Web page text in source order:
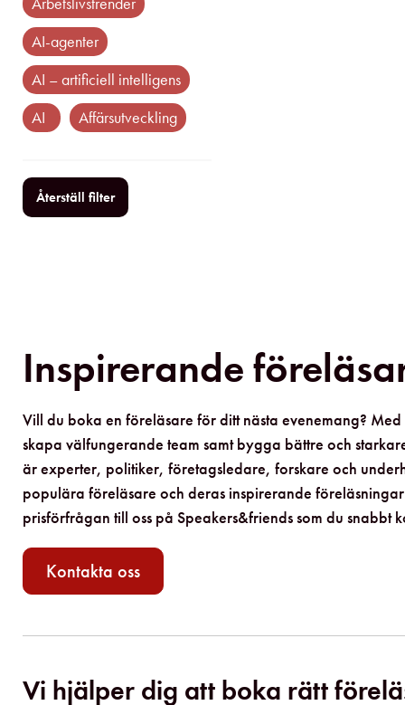
AI-agenter
AI – artificiell intelligens
AI
affärsutveckling
Återställ filter
Inspirerande
Vill du boka en föreläsare för ditt nästa evenemang?
skapa välfungerande team samt bygga bättre och
är experter, politiker, företagsledare, forskare och
populära föreläsare och deras inspirerande
prisförfrågan till oss på Speakers&friends som du snabbt
Kontakta oss
Vi hjälper dig att boka rätt